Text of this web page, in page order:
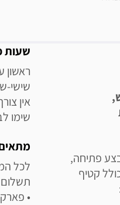
פתיחה,
קטיף
שעות
שימו
• פארק